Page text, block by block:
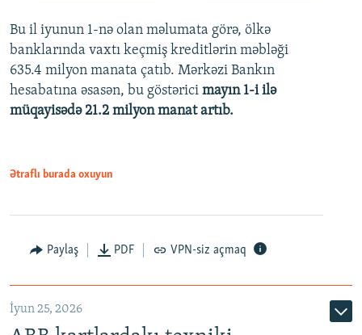
Auto 240p 360p 480p
720p 1080p
360p
480p
720p
Bu il iyunun 1-nə olan məlumata görə, ölkə
banklarında vaxtı keçmiş kreditlərin məbləği
635.4 milyon manata çatıb. Mərkəzi Bankın
hesabatına əsasən, bu göstərici mayın 1-i ilə
müqayisədə 21.2 milyon manat artıb.
Ətraflı burada oxuyun
Paylaş PDF VPN-siz açmaq
İyun 25, 2026